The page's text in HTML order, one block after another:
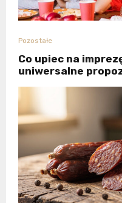
Pozostałe
Co upiec na
uniwersalne